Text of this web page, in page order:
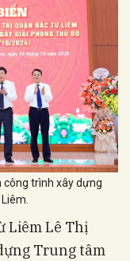
công trình xây dựng
Liêm Lê Thị
Trung tâm